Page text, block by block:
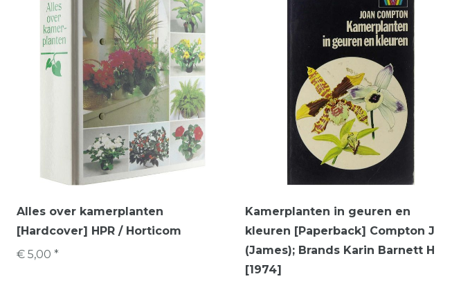
Alles over kamerplanten
[Hardcover] HPR / Horticom
€ 5,00 *
Kamerplanten in geuren en
kleuren [Paperback] Compton J
(James); Brands Karin Barnett H
[1974]